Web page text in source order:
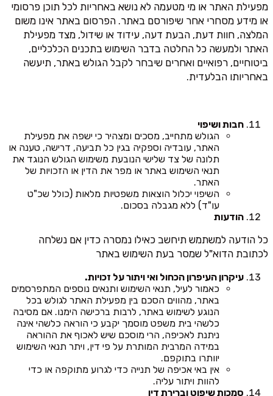
מפעילת האתר או מי מטעמה לא נושא באחריות לכל תוכן פרסומי
או מידע מסחרי אחר שיפורסם באתר. הפרסום באתר אינו משום
המלצה, חוות דעת, הבעת דעה, עידוד או שידול, מצד מפעילת
האתר ולמעשה כל החלטה בדבר השימוש בתכנים הכלכליים,
ביטוחיים, רפואיים ואחרים שיבחר לקבל הגולש באתר, תיעשה
באחריותו הבלעדית.
חבות ושיפוי
הגולש מתחייב, מסכים ומצהיר כי ישפה את מפעילת
האתר, עובדיה וספקיה בגין כל תביעה, דרישה, טענה או
תלונה של צד שלישי הנובעת משימוש הגולש הנוגד את
תנאי השימוש באתר או מפר את הדין או הזכויות של
האתר.
השיפוי יכלול הוצאות משפטיות מלאות (כולל שכ"ט
עו"ד) ללא מגבלה בסכום.
הודעות
כל הודעה למשתמש תיחשב כאילו נמסרה כדין אם נשלחה
לכתובת הדוא"ל שמסר בעת השימוש באתר
עיקרון העיפרון הכחול ואי ויתור על זכויות.
כאמור לעיל, תנאי השימוש ותנאים נוספים המתפרסמים
באתר, מהווים הסכם בין מפעילת האתר לגולש בכל
הנוגע לשימוש באתר, לרבות ברכישה הימנו. אם מסיבה
כלשהי בית משפט מוסמך יקבע כי הוראה כלשהי אינה
ניתנת לאכיפה, הרי מוסכם שיש לאכוף את ההוראה
במידה המרבית המותרת על פי דין, ויתר תנאי השימוש
יוותרו בתוקפם.
אין באי אכיפה של תנייה כדי לגרוע מתוקפה או כדי
להוות ויתור עליה.
סמכות שיפוט וברירת דין